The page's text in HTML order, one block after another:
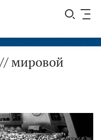
мировой